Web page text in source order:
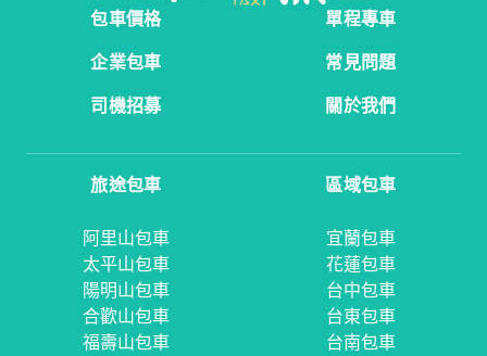
包車價格
單程專車
企業包車
常見問題
司機招募
關於我們
旅途包車
阿里山包車
太平山包車
陽明山包車
合歡山包車
福壽山包車
區域包車
宜蘭包車
花蓮包車
台中包車
台東包車
台南包車